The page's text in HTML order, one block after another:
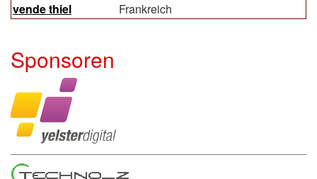
vende thiel
Frankreich
Sponsoren